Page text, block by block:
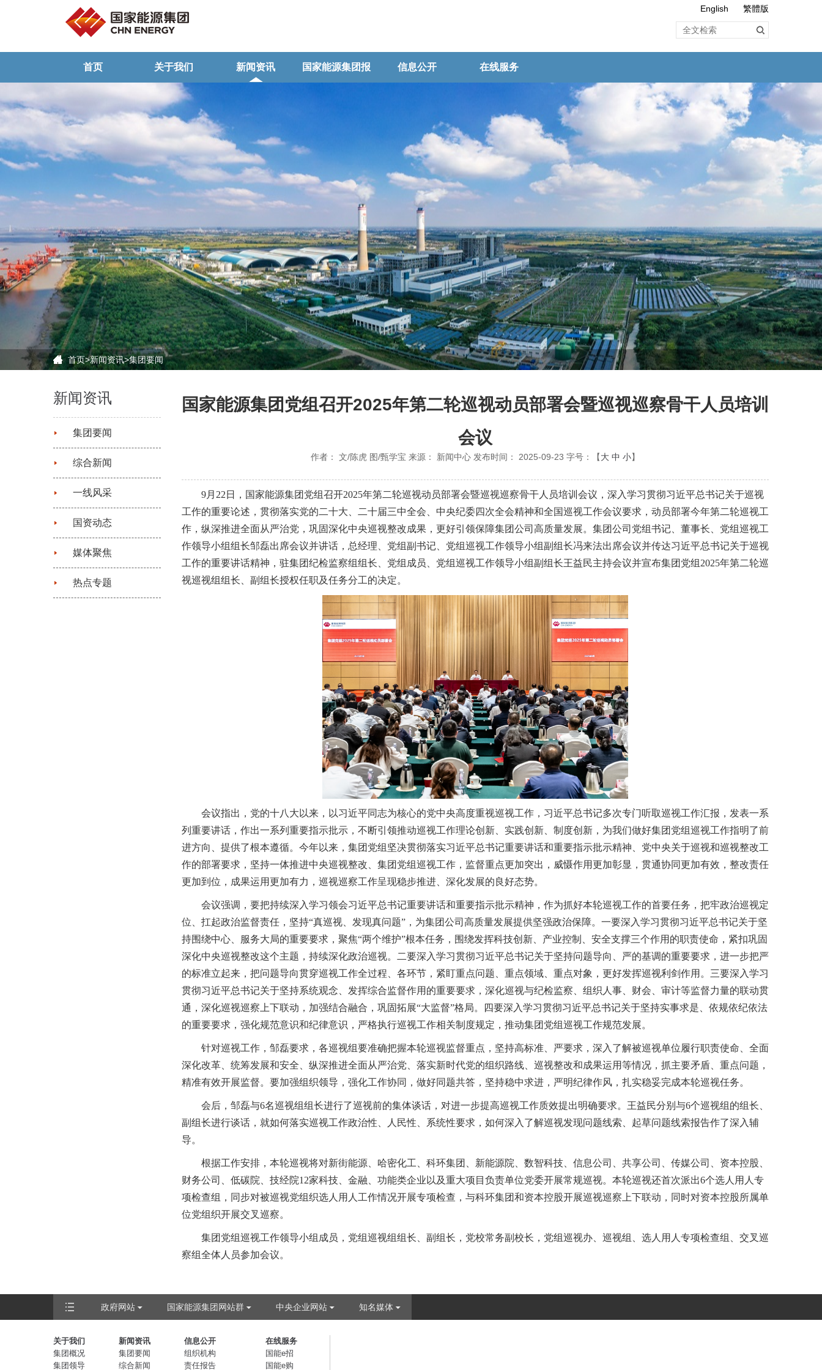
English 繁體版
首页 关于我们 新闻资讯 国家能源集团报 信息公开 在线服务
首页>新闻资讯>集团要闻
新闻资讯
集团要闻
综合新闻
一线风采
国资动态
媒体聚焦
热点专题
国家能源集团党组召开2025年第二轮巡视动员部署会暨巡视巡察骨干人员培训
会议
作者： 文/陈虎 图/甄学宝 来源： 新闻中心 发布时间： 2025-09-23 字号：【大 中 小】
9月22日，国家能源集团党组召开2025年第二轮巡视动员部署会暨巡视巡察骨干人员培训会议，深入学习贯彻习近平总书记关于巡视
工作的重要论述，贯彻落实党的二十大、二十届三中全会、中央纪委四次全会精神和全国巡视工作会议要求，动员部署今年第二轮巡视工
作，纵深推进全面从严治党，巩固深化中央巡视整改成果，更好引领保障集团公司高质量发展。集团公司党组书记、董事长、党组巡视工
作领导小组组长邹磊出席会议并讲话，总经理、党组副书记、党组巡视工作领导小组副组长冯来法出席会议并传达习近平总书记关于巡视
工作的重要讲话精神，驻集团纪检监察组组长、党组成员、党组巡视工作领导小组副组长王益民主持会议并宣布集团党组2025年第二轮巡
视巡视组组长、副组长授权任职及任务分工的决定。
会议指出，党的十八大以来，以习近平同志为核心的党中央高度重视巡视工作，习近平总书记多次专门听取巡视工作汇报，发表一系
列重要讲话，作出一系列重要指示批示，不断引领推动巡视工作理论创新、实践创新、制度创新，为我们做好集团党组巡视工作指明了前
进方向、提供了根本遵循。今年以来，集团党组坚决贯彻落实习近平总书记重要讲话和重要指示批示精神、党中央关于巡视和巡视整改工
作的部署要求，坚持一体推进中央巡视整改、集团党组巡视工作，监督重点更加突出，威慑作用更加彰显，贯通协同更加有效，整改责任
更加到位，成果运用更加有力，巡视巡察工作呈现稳步推进、深化发展的良好态势。
会议强调，要把持续深入学习领会习近平总书记重要讲话和重要指示批示精神，作为抓好本轮巡视工作的首要任务，把牢政治巡视定
位、扛起政治监督责任，坚持“真巡视、发现真问题”，为集团公司高质量发展提供坚强政治保障。一要深入学习贯彻习近平总书记关于坚
持围绕中心、服务大局的重要要求，聚焦“两个维护”根本任务，围绕发挥科技创新、产业控制、安全支撑三个作用的职责使命，紧扣巩固
深化中央巡视整改这个主题，持续深化政治巡视。二要深入学习贯彻习近平总书记关于坚持问题导向、严的基调的重要要求，进一步把严
的标准立起来，把问题导向贯穿巡视工作全过程、各环节，紧盯重点问题、重点领域、重点对象，更好发挥巡视利剑作用。三要深入学习
贯彻习近平总书记关于坚持系统观念、发挥综合监督作用的重要要求，深化巡视与纪检监察、组织人事、财会、审计等监督力量的联动贯
通，深化巡视巡察上下联动，加强结合融合，巩固拓展“大监督”格局。四要深入学习贯彻习近平总书记关于坚持实事求是、依规依纪依法
的重要要求，强化规范意识和纪律意识，严格执行巡视工作相关制度规定，推动集团党组巡视工作规范发展。
针对巡视工作，邹磊要求，各巡视组要准确把握本轮巡视监督重点，坚持高标准、严要求，深入了解被巡视单位履行职责使命、全面
深化改革、统筹发展和安全、纵深推进全面从严治党、落实新时代党的组织路线、巡视整改和成果运用等情况，抓主要矛盾、重点问题，
精准有效开展监督。要加强组织领导，强化工作协同，做好同题共答，坚持稳中求进，严明纪律作风，扎实稳妥完成本轮巡视任务。
会后，邹磊与6名巡视组组长进行了巡视前的集体谈话，对进一步提高巡视工作质效提出明确要求。王益民分别与6个巡视组的组长、
副组长进行谈话，就如何落实巡视工作政治性、人民性、系统性要求，如何深入了解巡视发现问题线索、起草问题线索报告作了深入辅
导。
根据工作安排，本轮巡视将对新街能源、哈密化工、科环集团、新能源院、数智科技、信息公司、共享公司、传媒公司、资本控股、
财务公司、低碳院、技经院12家科技、金融、功能类企业以及重大项目负责单位党委开展常规巡视。本轮巡视还首次派出6个选人用人专
项检查组，同步对被巡视党组织选人用人工作情况开展专项检查，与科环集团和资本控股开展巡视巡察上下联动，同时对资本控股所属单
位党组织开展交叉巡察。
集团党组巡视工作领导小组成员，党组巡视组组长、副组长，党校常务副校长，党组巡视办、巡视组、选人用人专项检查组、交叉巡
察组全体人员参加会议。
政府网站 国家能源集团网站群 中央企业网站 知名媒体
关于我们
集团概况
集团领导
新闻资讯
集团要闻
综合新闻
信息公开
组织机构
责任报告
在线服务
国能e招
国能e购